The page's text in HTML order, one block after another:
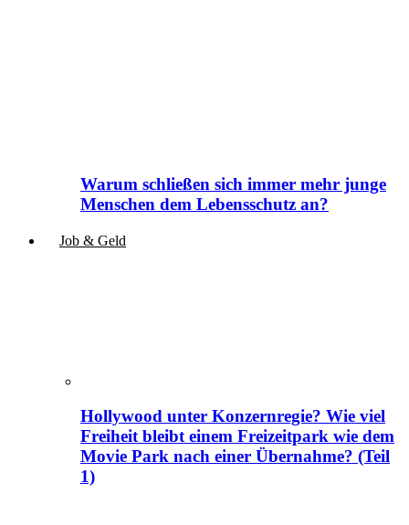
Warum schließen sich immer mehr junge
Menschen dem Lebensschutz an?
Job & Geld
Hollywood unter Konzernregie? Wie viel
Freiheit bleibt einem Freizeitpark wie dem
Movie Park nach einer Übernahme? (Teil
1)